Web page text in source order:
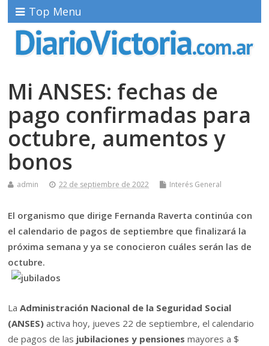
Top Menu
Mi ANSES: fechas de
pago confirmadas para
octubre, aumentos y
bonos
admin 22 de septiembre de 2022 Interés General
El organismo que dirige Fernanda Raverta continúa con
el calendario de pagos de septiembre que finalizará la
próxima semana y ya se conocieron cuáles serán las de
octubre.
LaAdministración Nacional de la Seguridad Social
(ANSES)activa hoy, jueves 22 de septiembre, el calendario
de pagos de las jubilaciones y pensiones mayores a $